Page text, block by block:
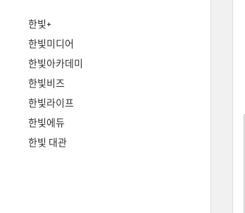
한빛+
한빛미디어
한빛아카데미
한빛비즈
한빛라이프
한빛에듀
한빛 대관